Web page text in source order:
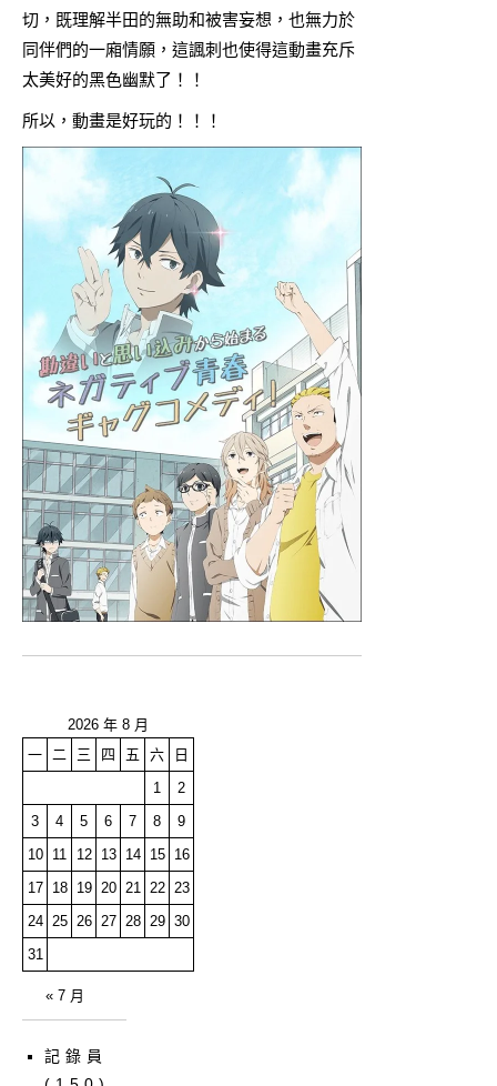
切，既理解半田的無助和被害妄想，也無力於
同伴們的一廂情願，這諷刺也使得這動畫充斥
太美好的黑色幽默了！！
所以，動畫是好玩的！！！
2026 年 8 月
一 二 三 四 五 六
日
1
2
3
4 5 6 7 8
9
10
11 12 13 14 15
16
17
18 19 20 21 22 23
24 25 26 27 28 29 30
31
« 7 月
記錄員